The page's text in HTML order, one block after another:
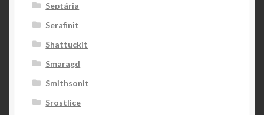
Septária
Serafinit
Shattuckit
Smaragd
Smithsonit
Srostlice